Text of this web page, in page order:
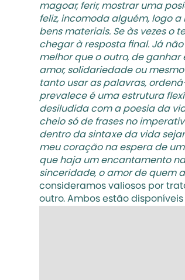
magoar, ferir, mostrar uma
feliz, incomoda alguém, logo
bens materiais. Se às vezes
chegar à resposta final. Já
melhor que o outro, de
amor, solidariedade ou
tanto usar as palavras,
prevalece é uma estrutura
desiludida com a poesia da
cheio só de frases no
dentro da sintaxe da vida
meu coração na espera de
que haja um encantamento
sinceridade, o amor de quem
consideramos valiosos por
outro. Ambos estão